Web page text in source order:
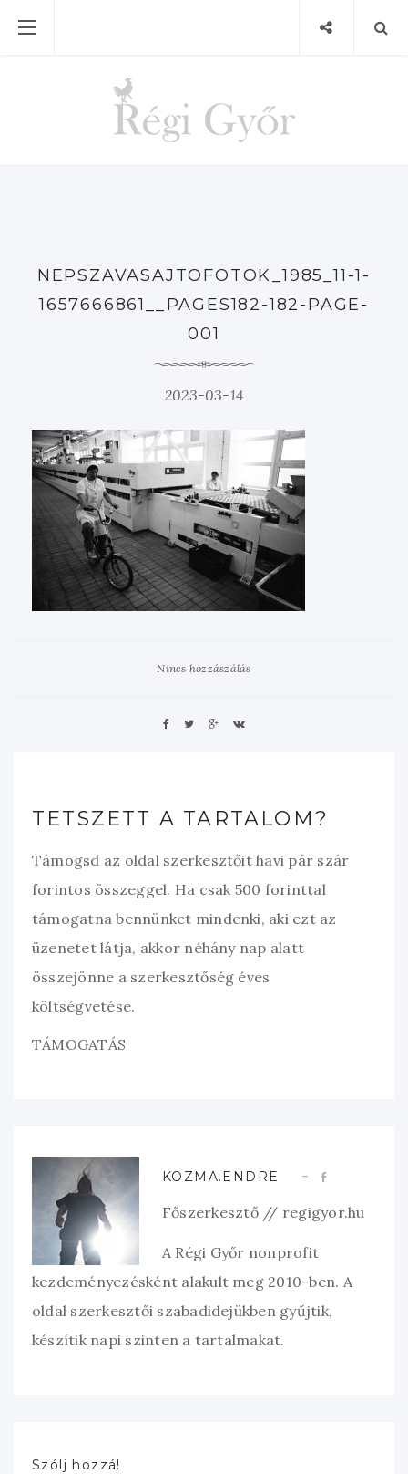
NEPSZAVASAJTOFOTOK_1985_11-1-
1657666861__PAGES182-182-PAGE-
001
2023-03-14
Nincs hozzászálás
TETSZETT A TARTALOM?
Támogsd az oldal szerkesztőit havi pár szár
forintos összeggel. Ha csak 500 forinttal
támogatna bennünket mindenki, aki ezt az
üzenetet látja, akkor néhány nap alatt
összejönne a szerkesztőség éves
költségvetése.
TÁMOGATÁS
KOZMA.ENDRE
Főszerkesztő // regigyor.hu
A Régi Győr nonprofit
kezdeményezésként alakult meg 2010-ben. A
oldal szerkesztői szabadidejükben gyűjtik,
készítik napi szinten a tartalmakat.
Szólj hozzá!